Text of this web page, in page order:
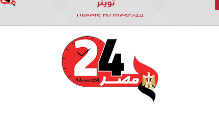
Tweets by mesr244